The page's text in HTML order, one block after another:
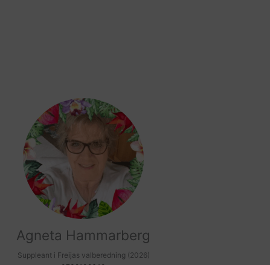
Agneta Hammarberg
Suppleant i Freijas valberedning (2026)